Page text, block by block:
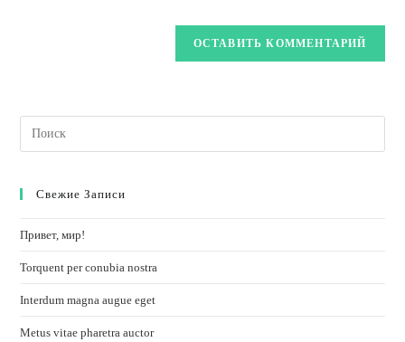
Search
this
Свежие Записи
Привет, мир!
Torquent per conubia nostra
Interdum magna augue eget
Metus vitae pharetra auctor